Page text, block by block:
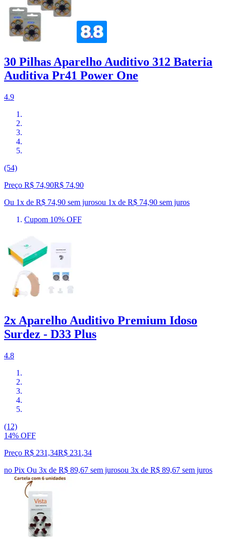
30 Pilhas Aparelho Auditivo 312 Bateria
Auditiva Pr41 Power One
4.9
(54)
Preço R$ 74,90R$ 74,90
Ou 1x de R$ 74,90 sem jurosou 1x de R$ 74,90 sem juros
Cupom 10% OFF
2x Aparelho Auditivo Premium Idoso
Surdez - D33 Plus
4.8
(12)
14% OFF
Preço R$ 231,34R$ 231 ,34
no Pix Ou 3x de R$ 89,67 sem jurosou 3x de R$ 89,67 sem juros